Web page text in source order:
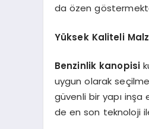
da özen
Yüksek Kaliteli
Benzinlik kanopisi
uygun olarak
güvenli bir yapı inşa
de en son teknoloji